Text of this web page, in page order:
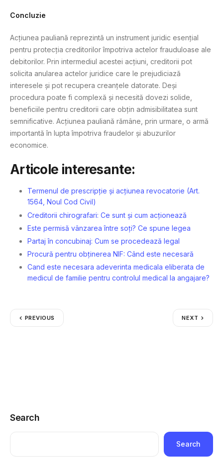
Concluzie
Acțiunea pauliană reprezintă un instrument juridic esențial
pentru protecția creditorilor împotriva actelor frauduloase ale
debitorilor. Prin intermediul acestei acțiuni, creditorii pot
solicita anularea actelor juridice care le prejudiciază
interesele și pot recupera creanțele datorate. Deși
procedura poate fi complexă și necesită dovezi solide,
beneficiile pentru creditorii care obțin admisibilitatea sunt
semnificative. Acțiunea pauliană rămâne, prin urmare, o armă
importantă în lupta împotriva fraudelor și abuzurilor
economice.
Articole interesante:
Termenul de prescripție și acțiunea revocatorie (Art.
1564, Noul Cod Civil)
Creditorii chirografari: Ce sunt și cum acționează
Este permisă vânzarea între soți? Ce spune legea
Partaj în concubinaj: Cum se procedează legal
Procură pentru obținerea NIF: Când este necesară
Cand este necesara adeverinta medicala eliberata de
medicul de familie pentru controlul medical la angajare?
PREVIOUS NEXT
Search
Search